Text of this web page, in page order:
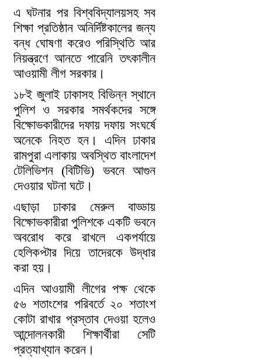
এ ঘটনার পর বিশ্ববিদ্যালয়সহ সব
শিক্ষা প্রতিষ্ঠান অনির্দিষ্টকালের জন্য
বন্ধ ঘোষণা করেও পরিস্থিতি আর
নিয়ন্ত্রণে আনতে পারেনি তৎকালীন
আওয়ামী লীগ সরকার।
১৮ই জুলাই ঢাকাসহ বিভিন্ন স্থানে
পুলিশ ও সরকার সমর্থকদের সঙ্গে
বিক্ষোভকারীদের দফায় দফায় সংঘর্ষে
অনেকে নিহত হন। এদিন ঢাকার
রামপুরা এলাকায় অবস্থিত বাংলাদেশ
টেলিভিশন (বিটিভি) ভবনে আগুন
দেওয়ার ঘটনা ঘটে।
এছাড়া ঢাকার মেরুল বাড্ডায়
বিক্ষোভকারীরা পুলিশকে একটি ভবনে
অবরোধ করে রাখলে একপর্যায়ে
হেলিকপ্টার দিয়ে তাদেরকে উদ্ধার
করা হয়।
এদিন আওয়ামী লীগের পক্ষ থেকে
৫৬ শতাংশের পরিবর্তে ২০ শতাংশ
কোটা রাখার প্রস্তাব দেওয়া হলেও
আন্দোলনকারী শিক্ষার্থীরা সেটি
প্রত্যাখ্যান করেন।